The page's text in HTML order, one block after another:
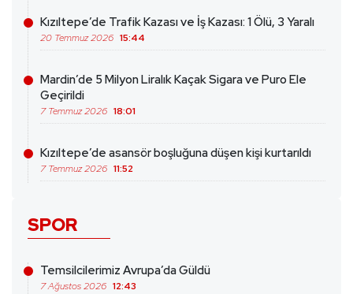
Kızıltepe’de Trafik Kazası ve İş Kazası: 1 Ölü, 3 Yaralı
20 Temmuz 2026 15:44
Mardin’de 5 Milyon Liralık Kaçak Sigara ve Puro Ele
Geçirildi
7 Temmuz 2026 18:01
Kızıltepe’de asansör boşluğuna düşen kişi kurtarıldı
7 Temmuz 2026 11:52
SPOR
Temsilcilerimiz Avrupa’da Güldü
7 Ağustos 2026 12:43